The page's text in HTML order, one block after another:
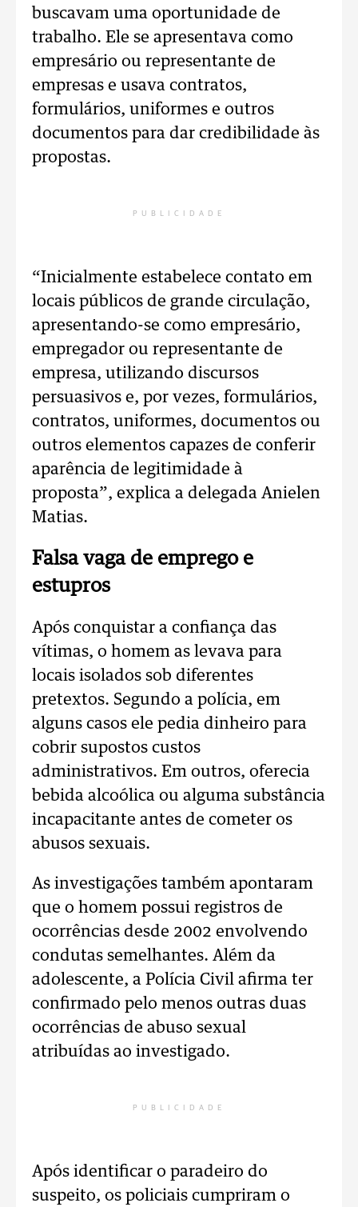
buscavam uma oportunidade de
trabalho. Ele se apresentava como
empresário ou representante de
empresas e usava contratos,
formulários, uniformes e outros
documentos para dar credibilidade às
propostas.
PUBLICIDADE
“Inicialmente estabelece contato em
locais públicos de grande circulação,
apresentando-se como empresário,
empregador ou representante de
empresa, utilizando discursos
persuasivos e, por vezes, formulários,
contratos, uniformes, documentos ou
outros elementos capazes de conferir
aparência de legitimidade à
proposta”, explica a delegada Anielen
Matias.
Falsa vaga de emprego e
estupros
Após conquistar a confiança das
vítimas, o homem as levava para
locais isolados sob diferentes
pretextos. Segundo a polícia, em
alguns casos ele pedia dinheiro para
cobrir supostos custos
administrativos. Em outros, oferecia
bebida alcoólica ou alguma substância
incapacitante antes de cometer os
abusos sexuais.
As investigações também apontaram
que o homem possui registros de
ocorrências desde 2002 envolvendo
condutas semelhantes. Além da
adolescente, a Polícia Civil afirma ter
confirmado pelo menos outras duas
ocorrências de abuso sexual
atribuídas ao investigado.
PUBLICIDADE
Após identificar o paradeiro do
suspeito, os policiais cumpriram o